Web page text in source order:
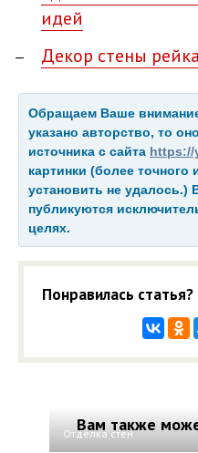
идей
Декор стены
Обращаем Ваше
указано авторство, то
источника с сайта https://
картинки (более точного
установить не удалось.)
публикуются
целях.
Понравилась
Вам также
Отделка стен